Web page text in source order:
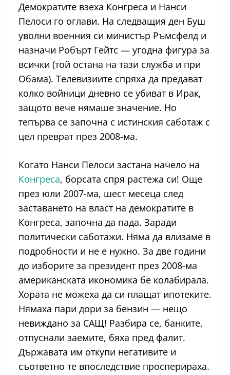
Демократите взеха Конгреса и Нанси
Пелоси го оглави. На следващия ден Буш
уволни военния си министър Ръмсфелд и
назначи Робърт Гейтс — угодна фигура за
всички (той остана на тази служба и при
Обама). Телевизиите спряха да предават
колко войници дневно се убиват в Ирак,
защото вече нямаше значение. Но
тепърва се започна с истинския саботаж с
цел преврат през 2008-ма.
Когато Нанси Пелоси застана начело на
Конгреса, борсата спря растежа си! Още
през юли 2007-ма, шест месеца след
заставането на власт на демократите в
Конгреса, започна да пада. Заради
политически саботажи. Няма да влизаме в
подробности и не е нужно. За две години
до изборите за президент през 2008-ма
американската икономика бе колабирала.
Хората не можеха да си плащат ипотеките.
Нямаха пари дори за бензин — нещо
невиждано за САЩ! Разбира се, банките,
отпуснали заемите, бяха пред фалит.
Държавата им откупи негативите и
съответно те впоследствие просперираха.